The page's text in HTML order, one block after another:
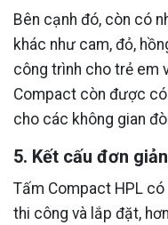
Bên cạnh đó, còn có
khác như cam, đỏ,
công trình cho trẻ em
Compact còn được có
cho các không gian
5. Kết cấu đơn
Tấm Compact HPL
thi công và lắp đặt,